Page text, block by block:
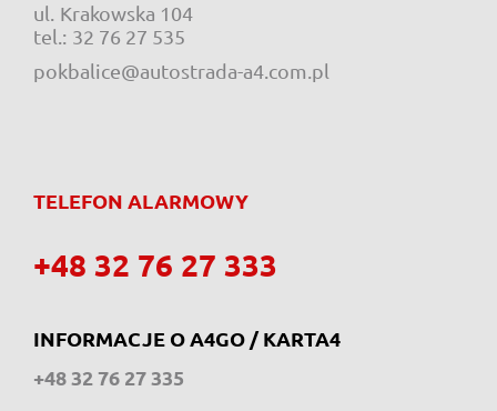
ul. Krakowska 104
tel.: 32 76 27 535
pokbalice@autostrada-a4.com.pl
TELEFON ALARMOWY
+48 32 76 27 333
INFORMACJE O A4GO / KARTA4
+48 32 76 27 335